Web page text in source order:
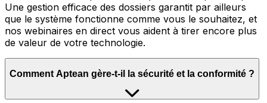
Une gestion efficace des dossiers garantit par ailleurs
que le système fonctionne comme vous le souhaitez, et
nos webinaires en direct vous aident à tirer encore plus
de valeur de votre technologie.
Comment Aptean gère-t-il la sécurité et la conformité ?